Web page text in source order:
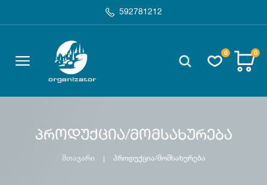
592781212
0 0
პროდუქცია/მომსახურება
მთავარი პროდუქცია/მომსახურება